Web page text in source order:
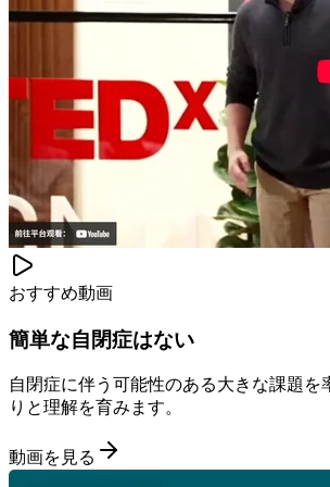
おすすめ動画
簡単な自閉症はない
自閉症に伴う可能性のある大きな課題を
りと理解を育みます。
動画を見る